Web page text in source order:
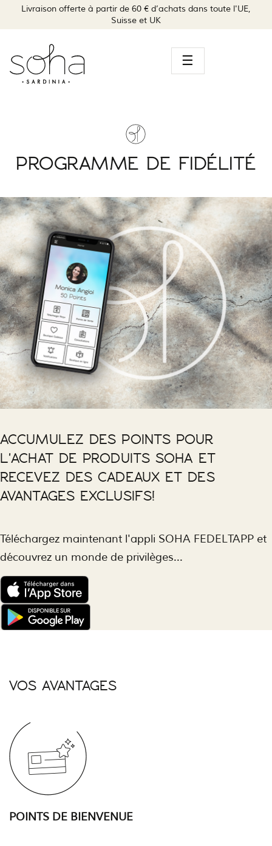
Livraison offerte à partir de 60 € d’achats dans toute l'UE,
Suisse et UK
Navegación
de
☰
PROGRAMME DE FIDÉLITÉ
ACCUMULEZ DES POINTS POUR
L'ACHAT DE PRODUITS SOHA ET
RECEVEZ DES CADEAUX ET DES
AVANTAGES EXCLUSIFS!
Téléchargez maintenant l'appli SOHA FEDELTAPP et
découvrez un monde de privilèges...
VOS AVANTAGES
POINTS DE BIENVENUE